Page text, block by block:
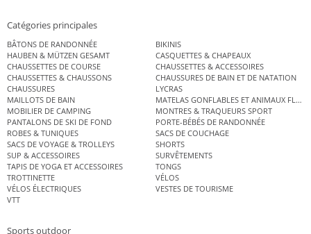
Catégories principales
BÂTONS DE RANDONNÉE
BIKINIS
HAUBEN & MÜTZEN GESAMT
CASQUETTES & CHAPEAUX
CHAUSSETTES DE COURSE
CHAUSSETTES & ACCESSOIRES
CHAUSSETTES & CHAUSSONS
CHAUSSURES DE BAIN ET DE NATATION
CHAUSSURES
LYCRAS
MAILLOTS DE BAIN
MATELAS GONFLABLES ET ANIMAUX
MOBILIER DE CAMPING
MONTRES & TRAQUEURS SPORT
PANTALONS DE SKI DE FOND
PORTE-BÉBÉS DE RANDONNÉE
ROBES & TUNIQUES
SACS DE COUCHAGE
SACS DE VOYAGE & TROLLEYS
SHORTS
SUP & ACCESSOIRES
SURVÊTEMENTS
TAPIS DE YOGA ET ACCESSOIRES
TONGS
TROTTINETTE
VÉLOS
VÉLOS ÉLECTRIQUES
VESTES DE TOURISME
VTT
Sports outdoor